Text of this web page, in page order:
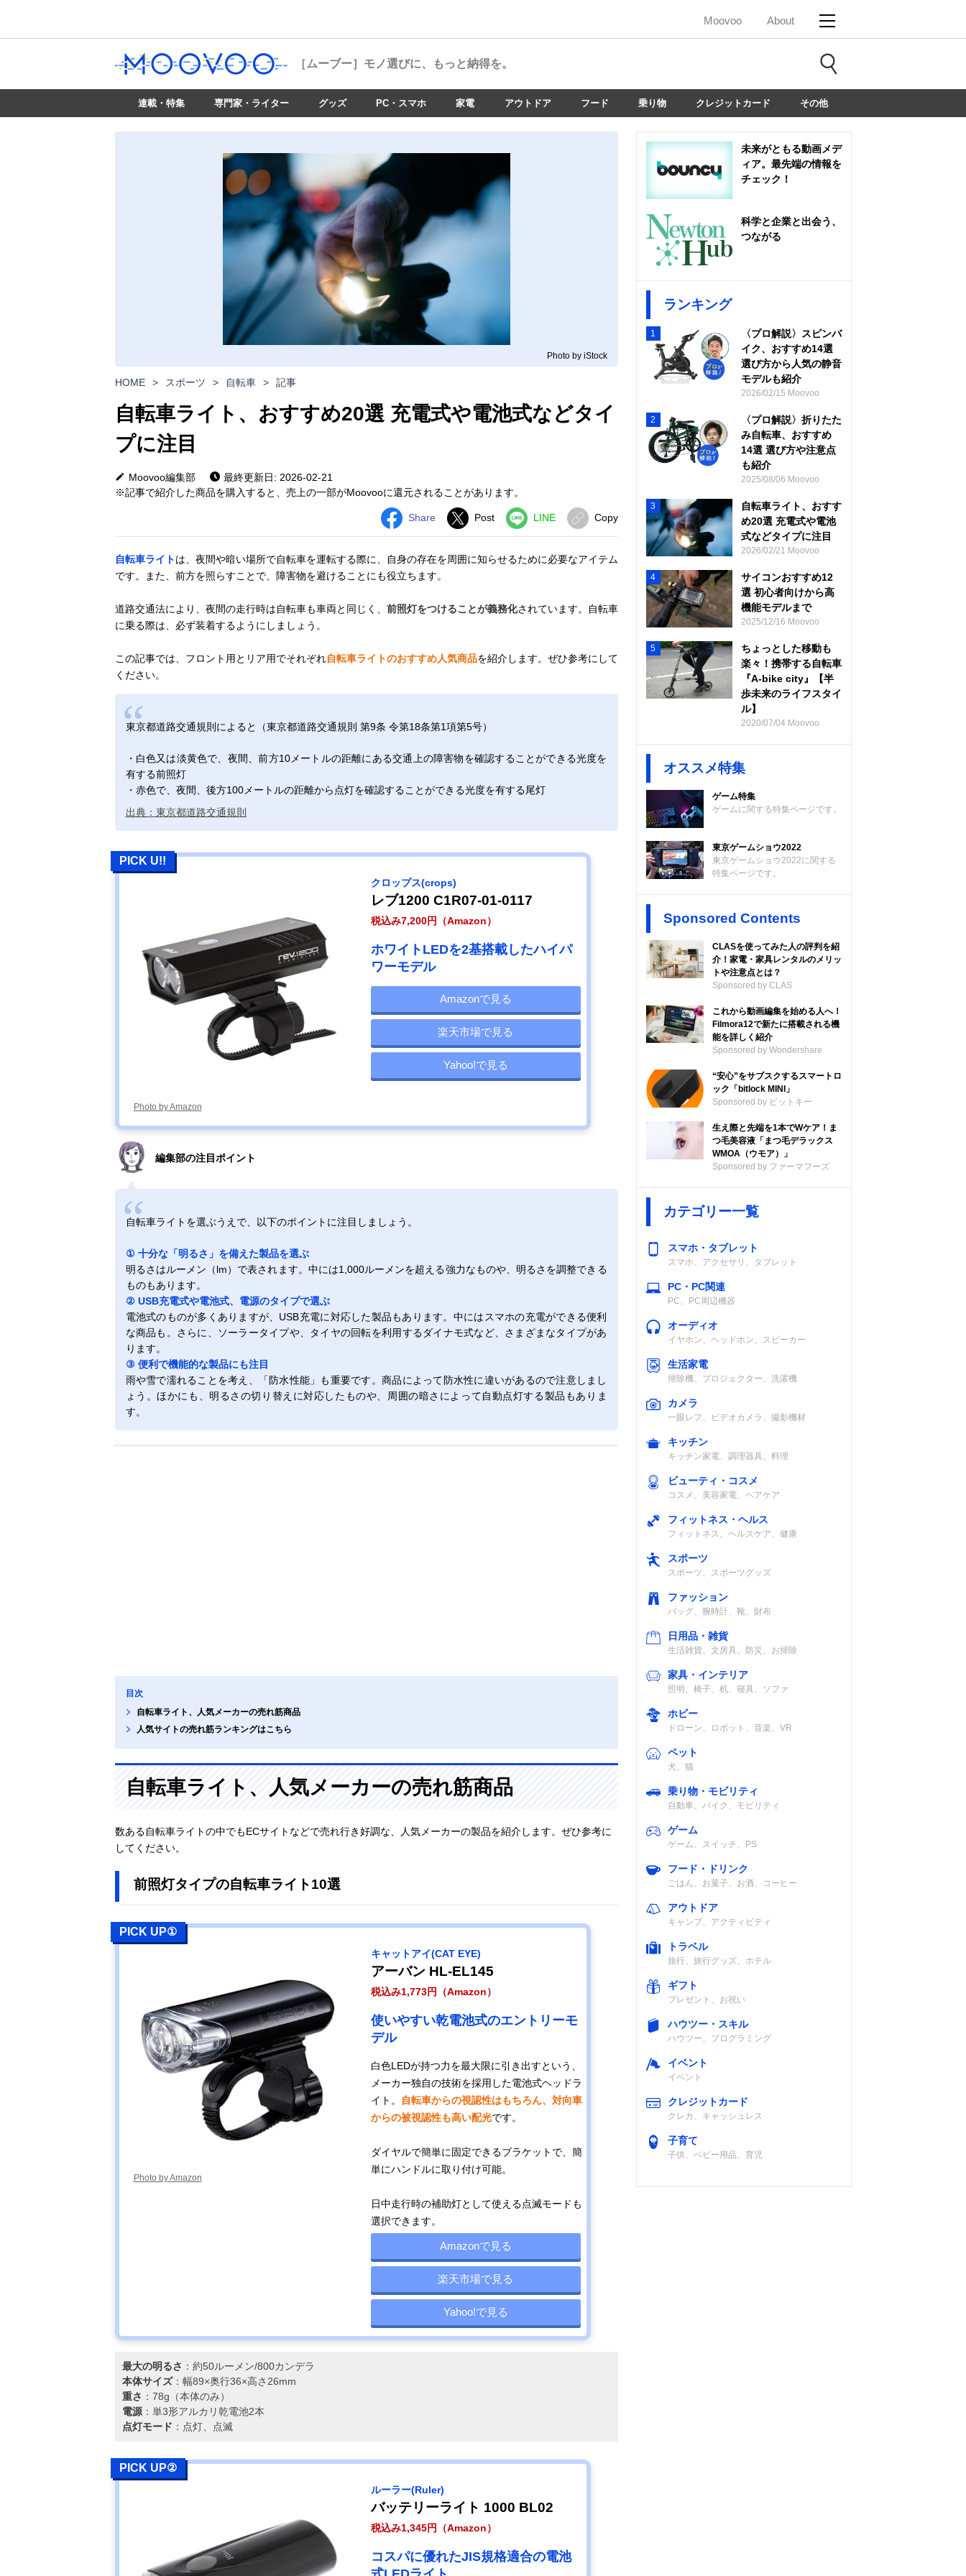
Moovoo About
［ムーブー］ モノ選びに、もっと納得を。
連載・特集 専門家・ライター グッズ PC・スマホ 家電 アウトドア フード 乗り物 クレジットカード その他
Photo by iStock
HOME > スポーツ > 自転車 > 記事
自転車ライト、おすすめ20選 充電式や電池式などタイ
プに注目
Moovoo編集部
最終更新日: 2026-02-21
※記事で紹介した商品を購入すると、売上の一部がMoovooに還元されることがあります。
Share Post LINE Copy
自転車ライトは、夜間や暗い場所で自転車を運転する際に、自身の存在を周囲に知らせるために必要なアイテム
です。また、前方を照らすことで、障害物を避けることにも役立ちます。
道路交通法により、夜間の走行時は自転車も車両と同じく、 前照灯をつけることが義務化されています。自転車
に乗る際は、必ず装着するようにしましょう。
この記事では、フロント用とリア用でそれぞれ自転車ライトのおすすめ人気商品を紹介します。ぜひ参考にして
ください。
東京都道路交通規則によると（東京都道路交通規則 第9条 令第18条第1項第5号）
・白色又は淡黄色で、夜間、前方10メートルの距離にある交通上の障害物を確認することができる光度を
有する前照灯
・赤色で、夜間、後方100メートルの距離から点灯を確認することができる光度を有する尾灯
出典：東京都道路交通規則
PICK U!!
Photo by Amazon
クロップス(crops)
レブ1200 C1R07-01-0117
税込み7,200円（Amazon）
ホワイトLEDを2基搭載したハイパ
ワーモデル
Amazonで見る
楽天市場で見る
Yahoo!で見る
編集部の注目ポイント
自転車ライトを選ぶうえで、以下のポイントに注目しましょう。
① 十分な「明るさ」を備えた製品を選ぶ
明るさはルーメン（lm）で表されます。中には1,000ルーメンを超える強力なものや、明るさを調整できる
ものもあります。
② USB充電式や電池式、電源のタイプで選ぶ
電池式のものが多くありますが、USB充電に対応した製品もあります。中にはスマホの充電ができる便利
な商品も。さらに、ソーラータイプや、タイヤの回転を利用するダイナモ式など、さまざまなタイプがあ
ります。
③ 便利で機能的な製品にも注目
雨や雪で濡れることを考え、「防水性能」も重要です。商品によって防水性に違いがあるので注意しまし
ょう。ほかにも、明るさの切り替えに対応したものや、周囲の暗さによって自動点灯する製品もありま
す。
目次
自転車ライト、人気メーカーの売れ筋商品
人気サイトの売れ筋ランキングはこちら
自転車ライト、人気メーカーの売れ筋商品
数ある自転車ライトの中でもECサイトなどで売れ行き好調な、人気メーカーの製品を紹介します。ぜひ参考に
してください。
前照灯タイプの自転車ライト10選
PICK UP①
Photo by Amazon
キャットアイ(CAT EYE)
アーバン HL-EL145
税込み1,773円（Amazon）
使いやすい乾電池式のエントリーモ
デル
白色LEDが持つ力を最大限に引き出すという、
メーカー独自の技術を採用した電池式ヘッドラ
イト。
自転車からの視認性はもちろん、対向車
からの被視認性も高い配光です。
ダイヤルで簡単に固定できるブラケットで、簡
単にハンドルに取り付け可能。
日中走行時の補助灯として使える点滅モードも
選択できます。
Amazonで見る
楽天市場で見る
Yahoo!で見る
最大の明るさ ：約50ルーメン/800カンデラ
本体サイズ：幅89×奥行36×高さ26mm
重さ ：78g（本体のみ）
電源：単3形アルカリ乾電池2本
点灯モード ：点灯、点滅
PICK UP②
ルーラー(Ruler)
バッテリーライト 1000 BL02
税込み1,345円（Amazon）
コスパに優れたJIS規格適合の電池
未来がともる動画メデ
ィア。最先端の情報を
チェック！
科学と企業と出会う、
つながる
ランキング
1
〈プロ解説〉スピンバ
イク、おすすめ14選
選び方から人気の静音
モデルも紹介
2026/02/15 Moovoo
2
〈プロ解説〉折りたた
み自転車、おすすめ
14選 選び方や注意点
も紹介
2025/08/06 Moovoo
3
自転車ライト、おすす
め20選 充電式や電池
式などタイプに注目
2026/02/21 Moovoo
4
サイコンおすすめ12
選 初心者向けから高
機能モデルまで
2025/12/16 Moovoo
5
ちょっとした移動も
楽々！携帯する自転車
『A-bike city』【半
歩未来のライフスタイ
ル】
2020/07/04 Moovoo
オススメ特集
ゲーム特集
ゲームに関する特集ページです。
東京ゲームショウ2022
東京ゲームショウ2022に関する
特集ページです。
Sponsored Contents
CLASを使ってみた人の評判を紹
介！家電・家具レンタルのメリッ
トや注意点とは？
Sponsored by CLAS
これから動画編集を始める人へ！
Filmora12で新たに搭載される機
能を詳しく紹介
Sponsored by Wondershare
“安心”をサブスクするスマートロ
ック「bitlock MINI」
Sponsored by ビットキー
生え際と先端を1本でWケア！ま
つ毛美容液「まつ毛デラックス
WMOA（ウモア）」
Sponsored by ファーマフーズ
カテゴリー一覧
スマホ・タブレット
スマホ、アクセサリ、タブレット
PC・PC関連
PC、PC周辺機器
オーディオ
イヤホン、ヘッドホン、スピーカー
生活家電
掃除機、プロジェクター、洗濯機
カメラ
一眼レフ、ビデオカメラ、撮影機材
キッチン
キッチン家電、調理器具、料理
ビューティ・コスメ
コスメ、美容家電、ヘアケア
フィットネス・ヘルス
フィットネス、ヘルスケア、健康
スポーツ
スポーツ、スポーツグッズ
ファッション
バッグ、腕時計、靴、財布
日用品・雑貨
生活雑貨、文房具、防災、お掃除
家具・インテリア
照明、椅子、机、寝具、ソファ
ホビー
ドローン、ロボット、音楽、VR
ペット
犬、猫
乗り物・モビリティ
自動車、バイク、モビリティ
ゲーム
ゲーム、スイッチ、PS
フード・ドリンク
ごはん、お菓子、お酒、コーヒー
アウトドア
キャンプ、アクティビティ
トラベル
旅行、旅行グッズ、ホテル
ギフト
プレゼント、お祝い
ハウツー・スキル
ハウツー、プログラミング
イベント
イベント
クレジットカード
クレカ、キャッシュレス
子育て
子供、ベビー用品、育児